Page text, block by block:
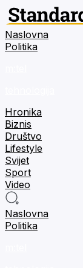
Naslovna
Politika
Hronika
Biznis
Društvo
Lifestyle
Svijet
Sport
Video
Naslovna
Politika